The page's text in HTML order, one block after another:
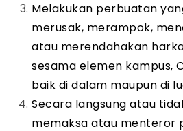
Melakukan perbuatan
merusak, merampok,
atau merendahakan
sesama elemen kampus,
baik di dalam maupun di
Secara langsung atau
memaksa atau menteror